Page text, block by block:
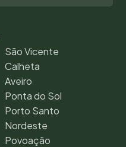
São Vicente
Calheta
Aveiro
Ponta do Sol
Porto Santo
Nordeste
Povoação